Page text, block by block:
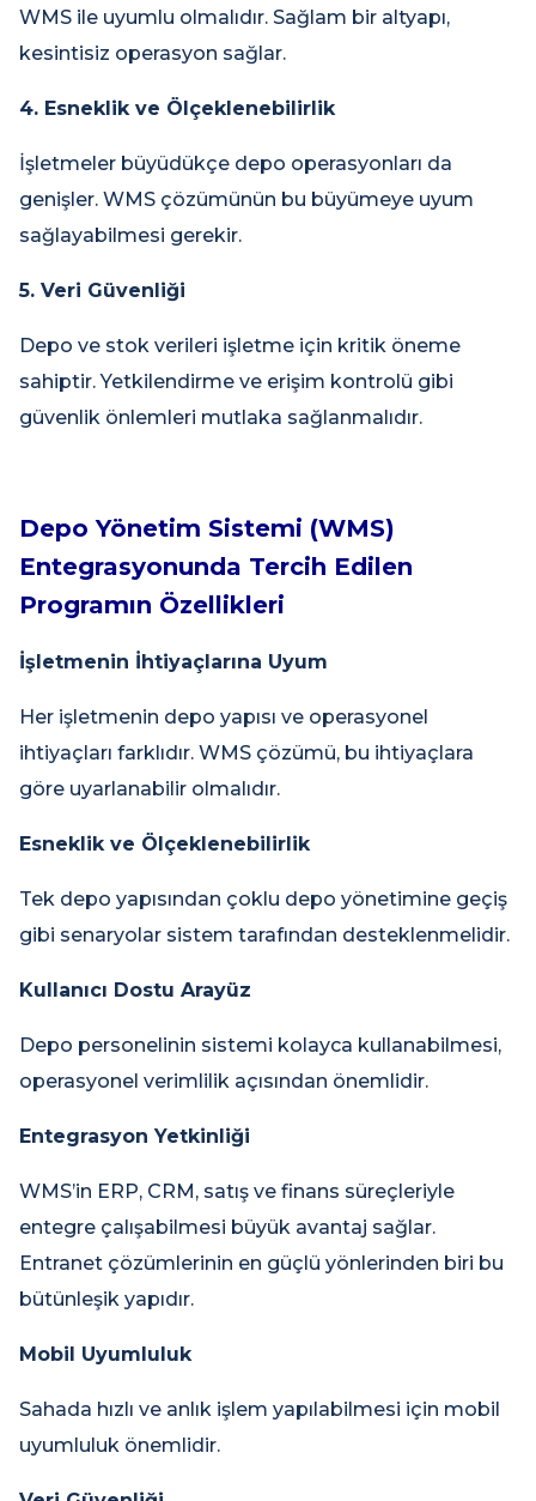
WMS ile uyumlu olmalıdır. Sağlam bir altyapı,
kesintisiz operasyon sağlar.
4. Esneklik ve Ölçeklenebilirlik
İşletmeler büyüdükçe depo operasyonları da
genişler. WMS çözümünün bu büyümeye uyum
sağlayabilmesi gerekir.
5. Veri Güvenliği
Depo ve stok verileri işletme için kritik öneme
sahiptir. Yetkilendirme ve erişim kontrolü gibi
güvenlik önlemleri mutlaka sağlanmalıdır.
Depo Yönetim Sistemi (WMS)
Entegrasyonunda Tercih Edilen
Programın Özellikleri
İşletmenin İhtiyaçlarına Uyum
Her işletmenin depo yapısı ve operasyonel
ihtiyaçları farklıdır. WMS çözümü, bu ihtiyaçlara
göre uyarlanabilir olmalıdır.
Esneklik ve Ölçeklenebilirlik
Tek depo yapısından çoklu depo yönetimine geçiş
gibi senaryolar sistem tarafından desteklenmelidir.
Kullanıcı Dostu Arayüz
Depo personelinin sistemi kolayca kullanabilmesi,
operasyonel verimlilik açısından önemlidir.
Entegrasyon Yetkinliği
WMS’in ERP, CRM, satış ve finans süreçleriyle
entegre çalışabilmesi büyük avantaj sağlar.
Entranet çözümlerinin en güçlü yönlerinden biri bu
bütünleşik yapıdır.
Mobil Uyumluluk
Sahada hızlı ve anlık işlem yapılabilmesi için mobil
uyumluluk önemlidir.